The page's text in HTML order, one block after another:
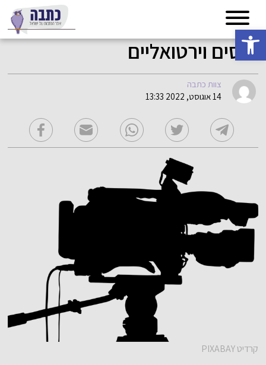
פתח סרגל נגישות
כנסים וירטואליים
צוות כתבה
14 אוגוסט, 2022 13:33
קרדיט PIXABAY